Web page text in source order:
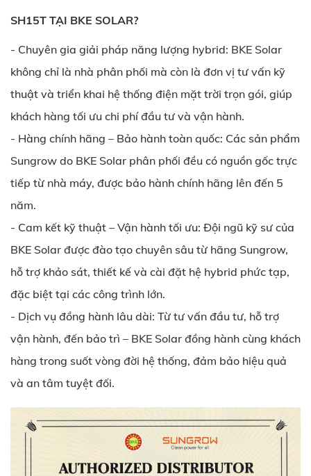
SH15T TẠI BKE SOLAR?
- Chuyên gia giải pháp năng lượng hybrid: BKE Solar
không chỉ là nhà phân phối mà còn là đơn vị tư vấn kỹ
thuật và triển khai hệ thống điện mặt trời trọn gói, giúp
khách hàng tối ưu chi phí đầu tư và vận hành.
- Hàng chính hãng – Bảo hành toàn quốc: Các sản phẩm
Sungrow do BKE Solar phân phối đều có nguồn gốc trực
tiếp từ nhà máy, được bảo hành chính hãng lên đến 5
năm.
- Cam kết kỹ thuật – Vận hành tối ưu: Đội ngũ kỹ sư của
BKE Solar được đào tạo chuyên sâu từ hãng Sungrow,
hỗ trợ khảo sát, thiết kế và cài đặt hệ hybrid phức tạp,
đặc biệt tại các công trình lớn.
- Dịch vụ đồng hành lâu dài: Từ tư vấn đầu tư, hỗ trợ
vận hành, đến bảo trì – BKE Solar đồng hành cùng khách
hàng trong suốt vòng đời hệ thống, đảm bảo hiệu quả
và an tâm tuyệt đối.